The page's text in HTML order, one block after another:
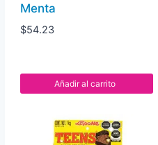
Menta
$54.23
Añadir al carrito